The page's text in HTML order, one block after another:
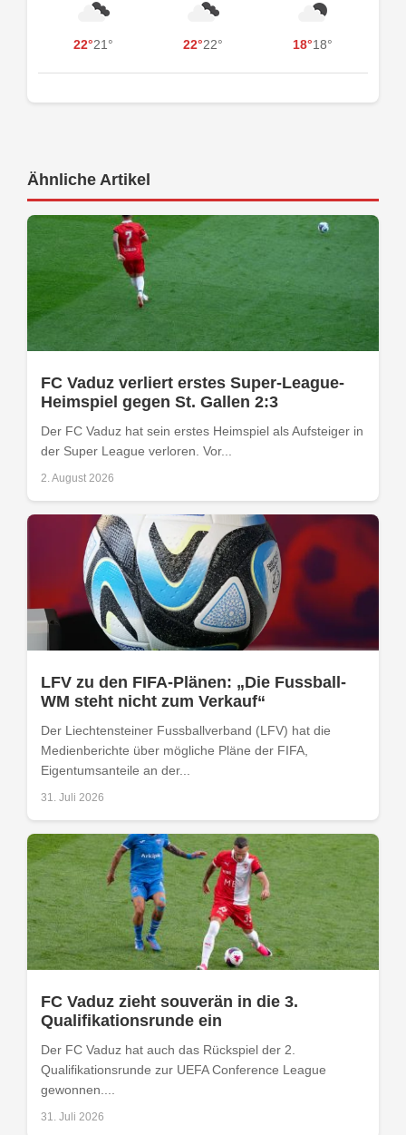
22°21° 22°22° 18°18°
Ähnliche Artikel
FC Vaduz verliert erstes Super-League-
Heimspiel gegen St. Gallen 2:3
Der FC Vaduz hat sein erstes Heimspiel als Aufsteiger in
der Super League verloren. Vor...
2. August 2026
LFV zu den FIFA-Plänen: „Die Fussball-
WM steht nicht zum Verkauf“
Der Liechtensteiner Fussballverband (LFV) hat die
Medienberichte über mögliche Pläne der FIFA,
Eigentumsanteile an der...
31. Juli 2026
FC Vaduz zieht souverän in die 3.
Qualifikationsrunde ein
Der FC Vaduz hat auch das Rückspiel der 2.
Qualifikationsrunde zur UEFA Conference League
gewonnen....
31. Juli 2026